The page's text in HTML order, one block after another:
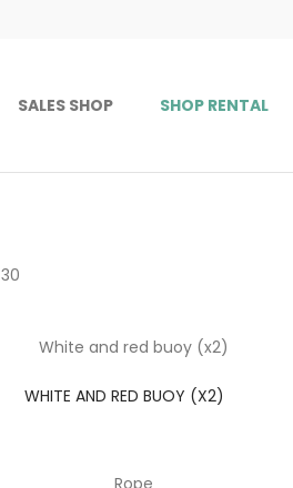
SALES SHOP SHOP RENTAL
30
WHITE AND RED BUOY (X2)